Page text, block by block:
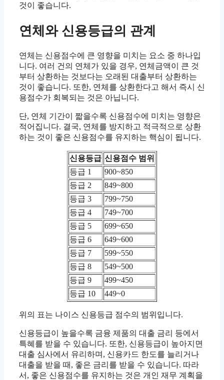
것이 좋습니다.
연체와 신용등급의 관계
연체는 신용점수에 큰 영향을 미치는 요소 중 하나입
니다. 여러 건의 연체가 있을 경우, 연체금액이 큰 것
부터 상환하는 것보다는 오래된 대출부터 상환하는
것이 좋습니다. 또한, 연체를 상환한다고 해서 즉시 신
용점수가 회복되는 것은 아닙니다.
단, 연체 기간이 짧을수록 신용점수에 미치는 영향은
적어집니다. 결국, 연체를 방지하고 적극적으로 상환
하는 것이 좋은 신용점수를 유지하는 핵심이 됩니다.
신용등급 신용점수 범위
등급 1
900~850
등급 2
849~800
등급 3
799~750
등급 4
749~700
등급 5
699~650
등급 6
649~600
등급 7
599~550
등급 8
549~500
등급 9
499~450
등급 10
449~0
위의 표는 나이스 신용등급 점수의 범위입니다.
신용등급이 높을수록 금융 제품의 대출 금리 등에서
특혜를 받을 수 있습니다. 또한, 신용등급이 높아지면
대출 심사에서 유리하며, 신용카드 한도를 늘리거나
대출을 받을 때, 좋은 금리를 받을 수 있습니다. 따라
서, 좋은 신용점수를 유지하는 것은 개인 재무 계획을